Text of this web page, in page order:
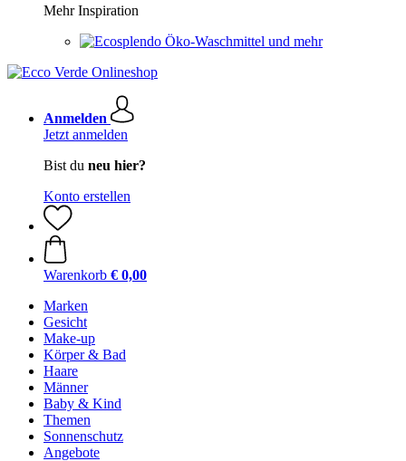
Mehr Inspiration
Öko-Waschmittel und mehr
Anmelden
Jetzt anmelden
Bist du neu hier?
Konto erstellen
Warenkorb € 0,00
Marken
Gesicht
Make-up
Körper & Bad
Haare
Männer
Baby & Kind
Themen
Sonnenschutz
Angebote